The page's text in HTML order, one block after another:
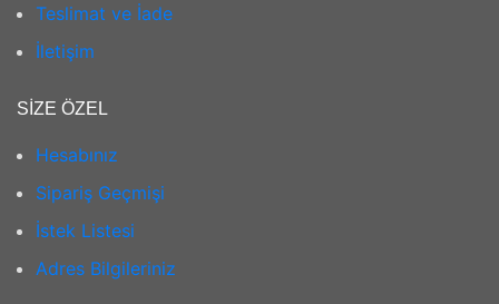
Teslimat ve İade
İletişim
SIZE ÖZEL
Hesabınız
Sipariş Geçmişi
İstek Listesi
Adres Bilgileriniz